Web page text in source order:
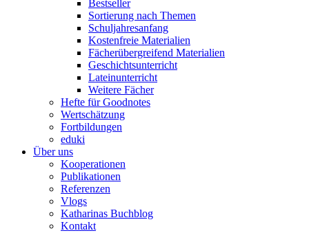
Bestseller
Sortierung nach Themen
Schuljahresanfang
Kostenfreie Materialien
Fächerübergreifend Materialien
Geschichtsunterricht
Lateinunterricht
Weitere Fächer
Hefte für Goodnotes
Wertschätzung
Fortbildungen
eduki
Über uns
Kooperationen
Publikationen
Referenzen
Vlogs
Katharinas Buchblog
Kontakt